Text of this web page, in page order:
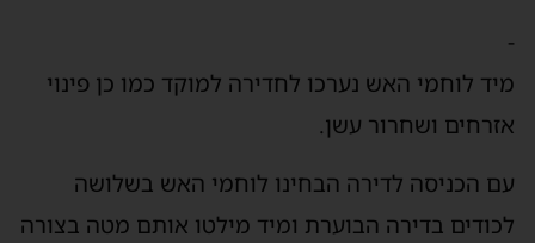
לוחמי האש נערכו לחדירה למוקד כמו כן פינוי
ושחרור עשן.
הכניסה לדירה הבחינו לוחמי האש בשלושה
בדירה הבוערת ומיד מילטו אותם מטה בצורה